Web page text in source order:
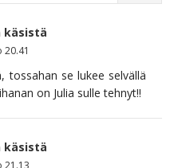
käsistä
20.41
tossahan se lukee selvällä
on Julia sulle tehnyt!!
käsistä